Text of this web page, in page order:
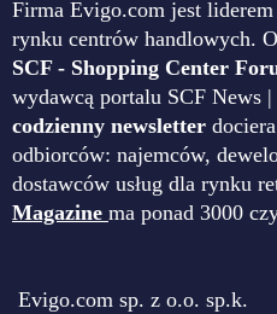
Firma Evigo.com jest
rynku centrów handlowych.
SCF - Shopping Center
wydawcą portalu SCF News
codzienny newsletter
odbiorców: najemców,
dostawców usług dla rynku
Magazine ma ponad 3000
Evigo.com sp. z o.o. sp.k.